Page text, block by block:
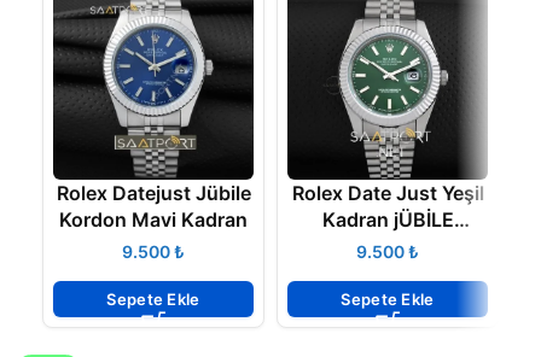
Rolex Datejust Jübile
Kordon Mavi Kadran
₺
Sepete Ekle
Rolex Date Just Yeşil
Kadran jÜBİLE
Kordon 2020 Yeni
Serisinden
₺
Sepete Ekle